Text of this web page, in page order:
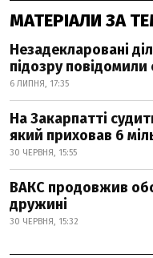
МАТЕРІАЛИ ЗА
Незадекларовані
підозру повідомили
6 ЛИПНЯ, 17:35
На Закарпатті
який приховав 6
30 ЧЕРВНЯ, 15:55
ВАКС продовжив
дружині
30 ЧЕРВНЯ, 15:32